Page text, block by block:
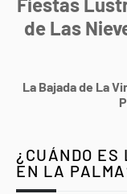
de Las
La Bajada de La
¿CUÁNDO
EN LA